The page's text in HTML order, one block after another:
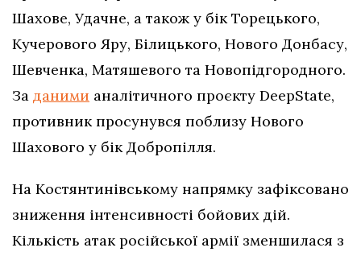
Шахове, Удачне, а також у бік Торецького,
Кучерового Яру, Білицького, Нового Донбасу,
Шевченка, Матяшевого та Новопідгородного.
За даними аналітичного проєкту DeepState,
противник просунувся поблизу Нового
Шахового у бік Добропілля.
На Костянтинівському напрямку зафіксовано
зниження інтенсивності бойових дій.
Кількість атак російської армії зменшилася з